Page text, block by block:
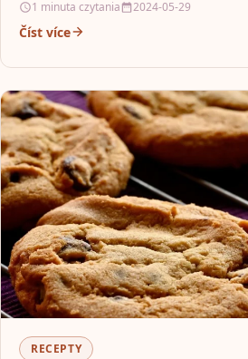
1 minuta czytania 2024-05-29
Číst více
RECEPTY